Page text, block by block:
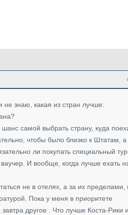
не знаю, какая из стран лучше:
самой выбрать страну, куда
чтобы было близко к Штатам, а
ли покупать специальный тур
И вообще, когда лучше ехать
не в отелях, а за их пределами,
Пока у меня в приоритете
другое . Что лучше Коста-Рики